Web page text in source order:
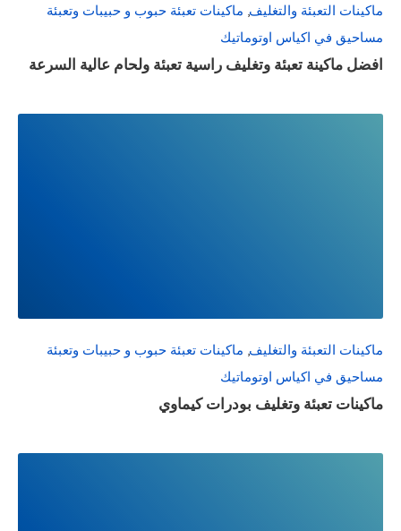
ماكينات التعبئة والتغليف ماكينات تعبئة حبوب و حبيبات وتعبئة
مساحيق في اكياس اوتوماتيك
افضل ماكينة تعبئة وتغليف راسية تعبئة ولحام عالية السرعة
ماكينات التعبئة والتغليف, ماكينات تعبئة حبوب و حبيبات وتعبئة
مساحيق في اكياس اوتوماتيك
ماكينات تعبئة وتغليف بودرات كيماوي